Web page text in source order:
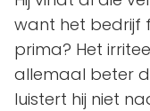
want het bedrijf
prima? Het
allemaal beter
luistert hij niet